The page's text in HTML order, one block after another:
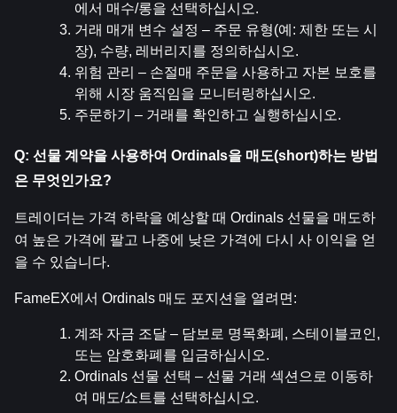
에서 매수/롱을 선택하십시오.
거래 매개 변수 설정 – 주문 유형(예: 제한 또는 시
장), 수량, 레버리지를 정의하십시오.
위험 관리 – 손절매 주문을 사용하고 자본 보호를
위해 시장 움직임을 모니터링하십시오.
주문하기 – 거래를 확인하고 실행하십시오.
Q: 선물 계약을 사용하여 Ordinals을 매도(short)하는 방법
은 무엇인가요?
트레이더는 가격 하락을 예상할 때 Ordinals 선물을 매도하
여 높은 가격에 팔고 나중에 낮은 가격에 다시 사 이익을 얻
을 수 있습니다.
FameEX에서 Ordinals 매도 포지션을 열려면:
계좌 자금 조달 – 담보로 명목화폐, 스테이블코인,
또는 암호화폐를 입금하십시오.
Ordinals 선물 선택 – 선물 거래 섹션으로 이동하
여 매도/쇼트를 선택하십시오.